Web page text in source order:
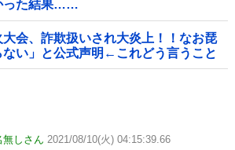
った結果……
大会、詐欺扱いされ大炎上！！なお琵
ない」と公式声明←これどう言うこと
？？？
無しさん 2021/08/10(火) 04:15:39.66